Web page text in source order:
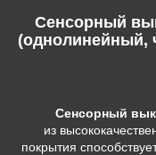
Сенсорный
(однолинейный,
Сенсорный
из
покрытия